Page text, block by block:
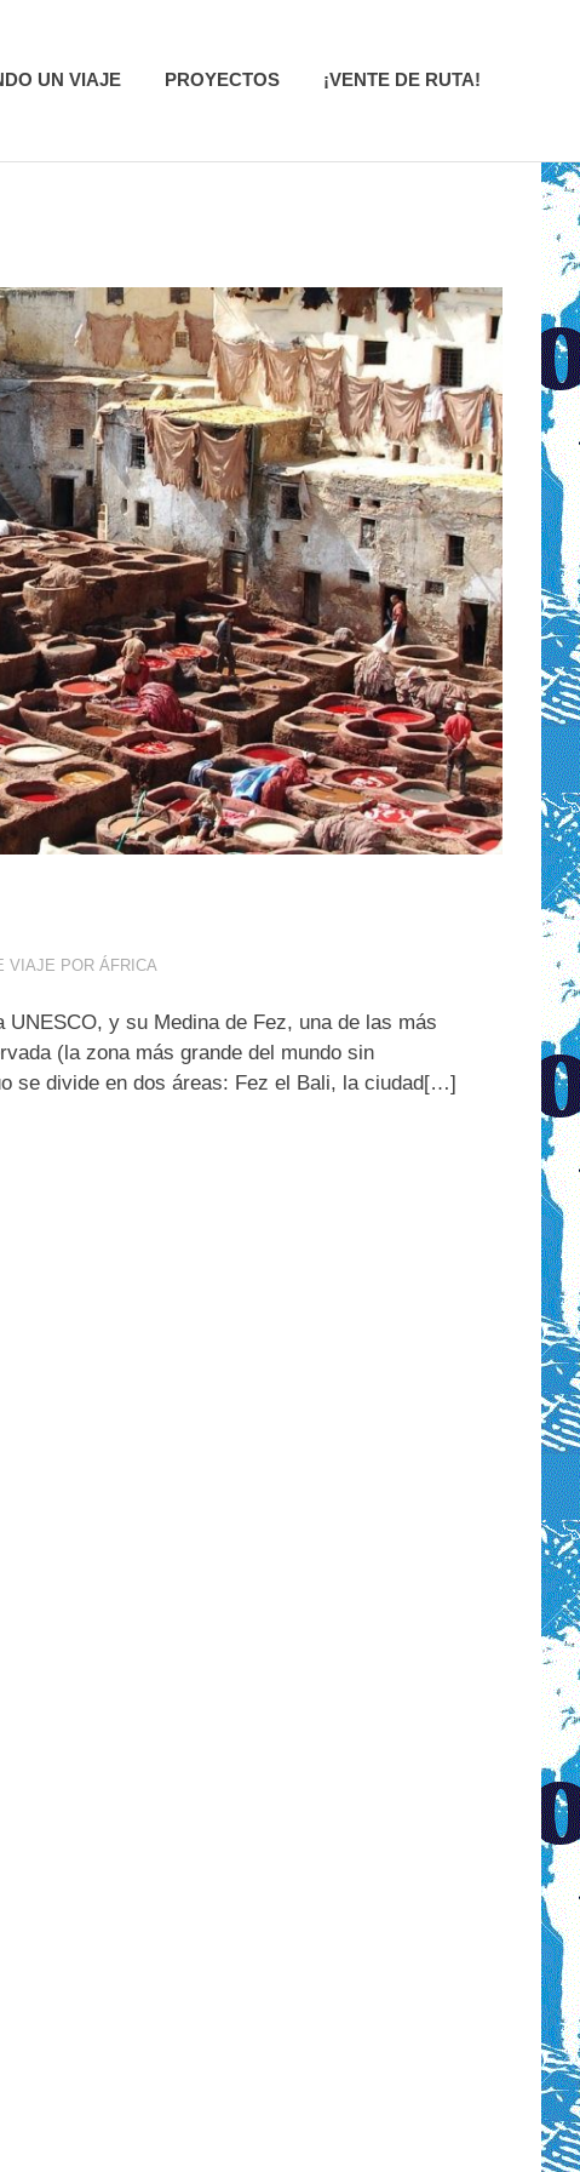
UN VIAJE PROYECTOS ¡VENTE DE RUTA!
VIAJE POR ÁFRICA
y su Medina de Fez, una de las más
(la zona más grande del mundo sin
se divide en dos áreas: Fez el Bali, la ciudad[…]